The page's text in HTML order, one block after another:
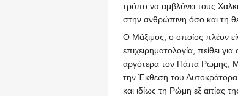
τρόπο να αμβλύνει τους
στην ανθρώπινη όσο και τη
Ο Μάξιμος, ο οποίος πλέον
επιχειρηματολογία, πείθει
αργότερα τον Πάπα Ρώμης,
την Έκθεση του
και ιδίως τη Ρώμη εξ αιτίας